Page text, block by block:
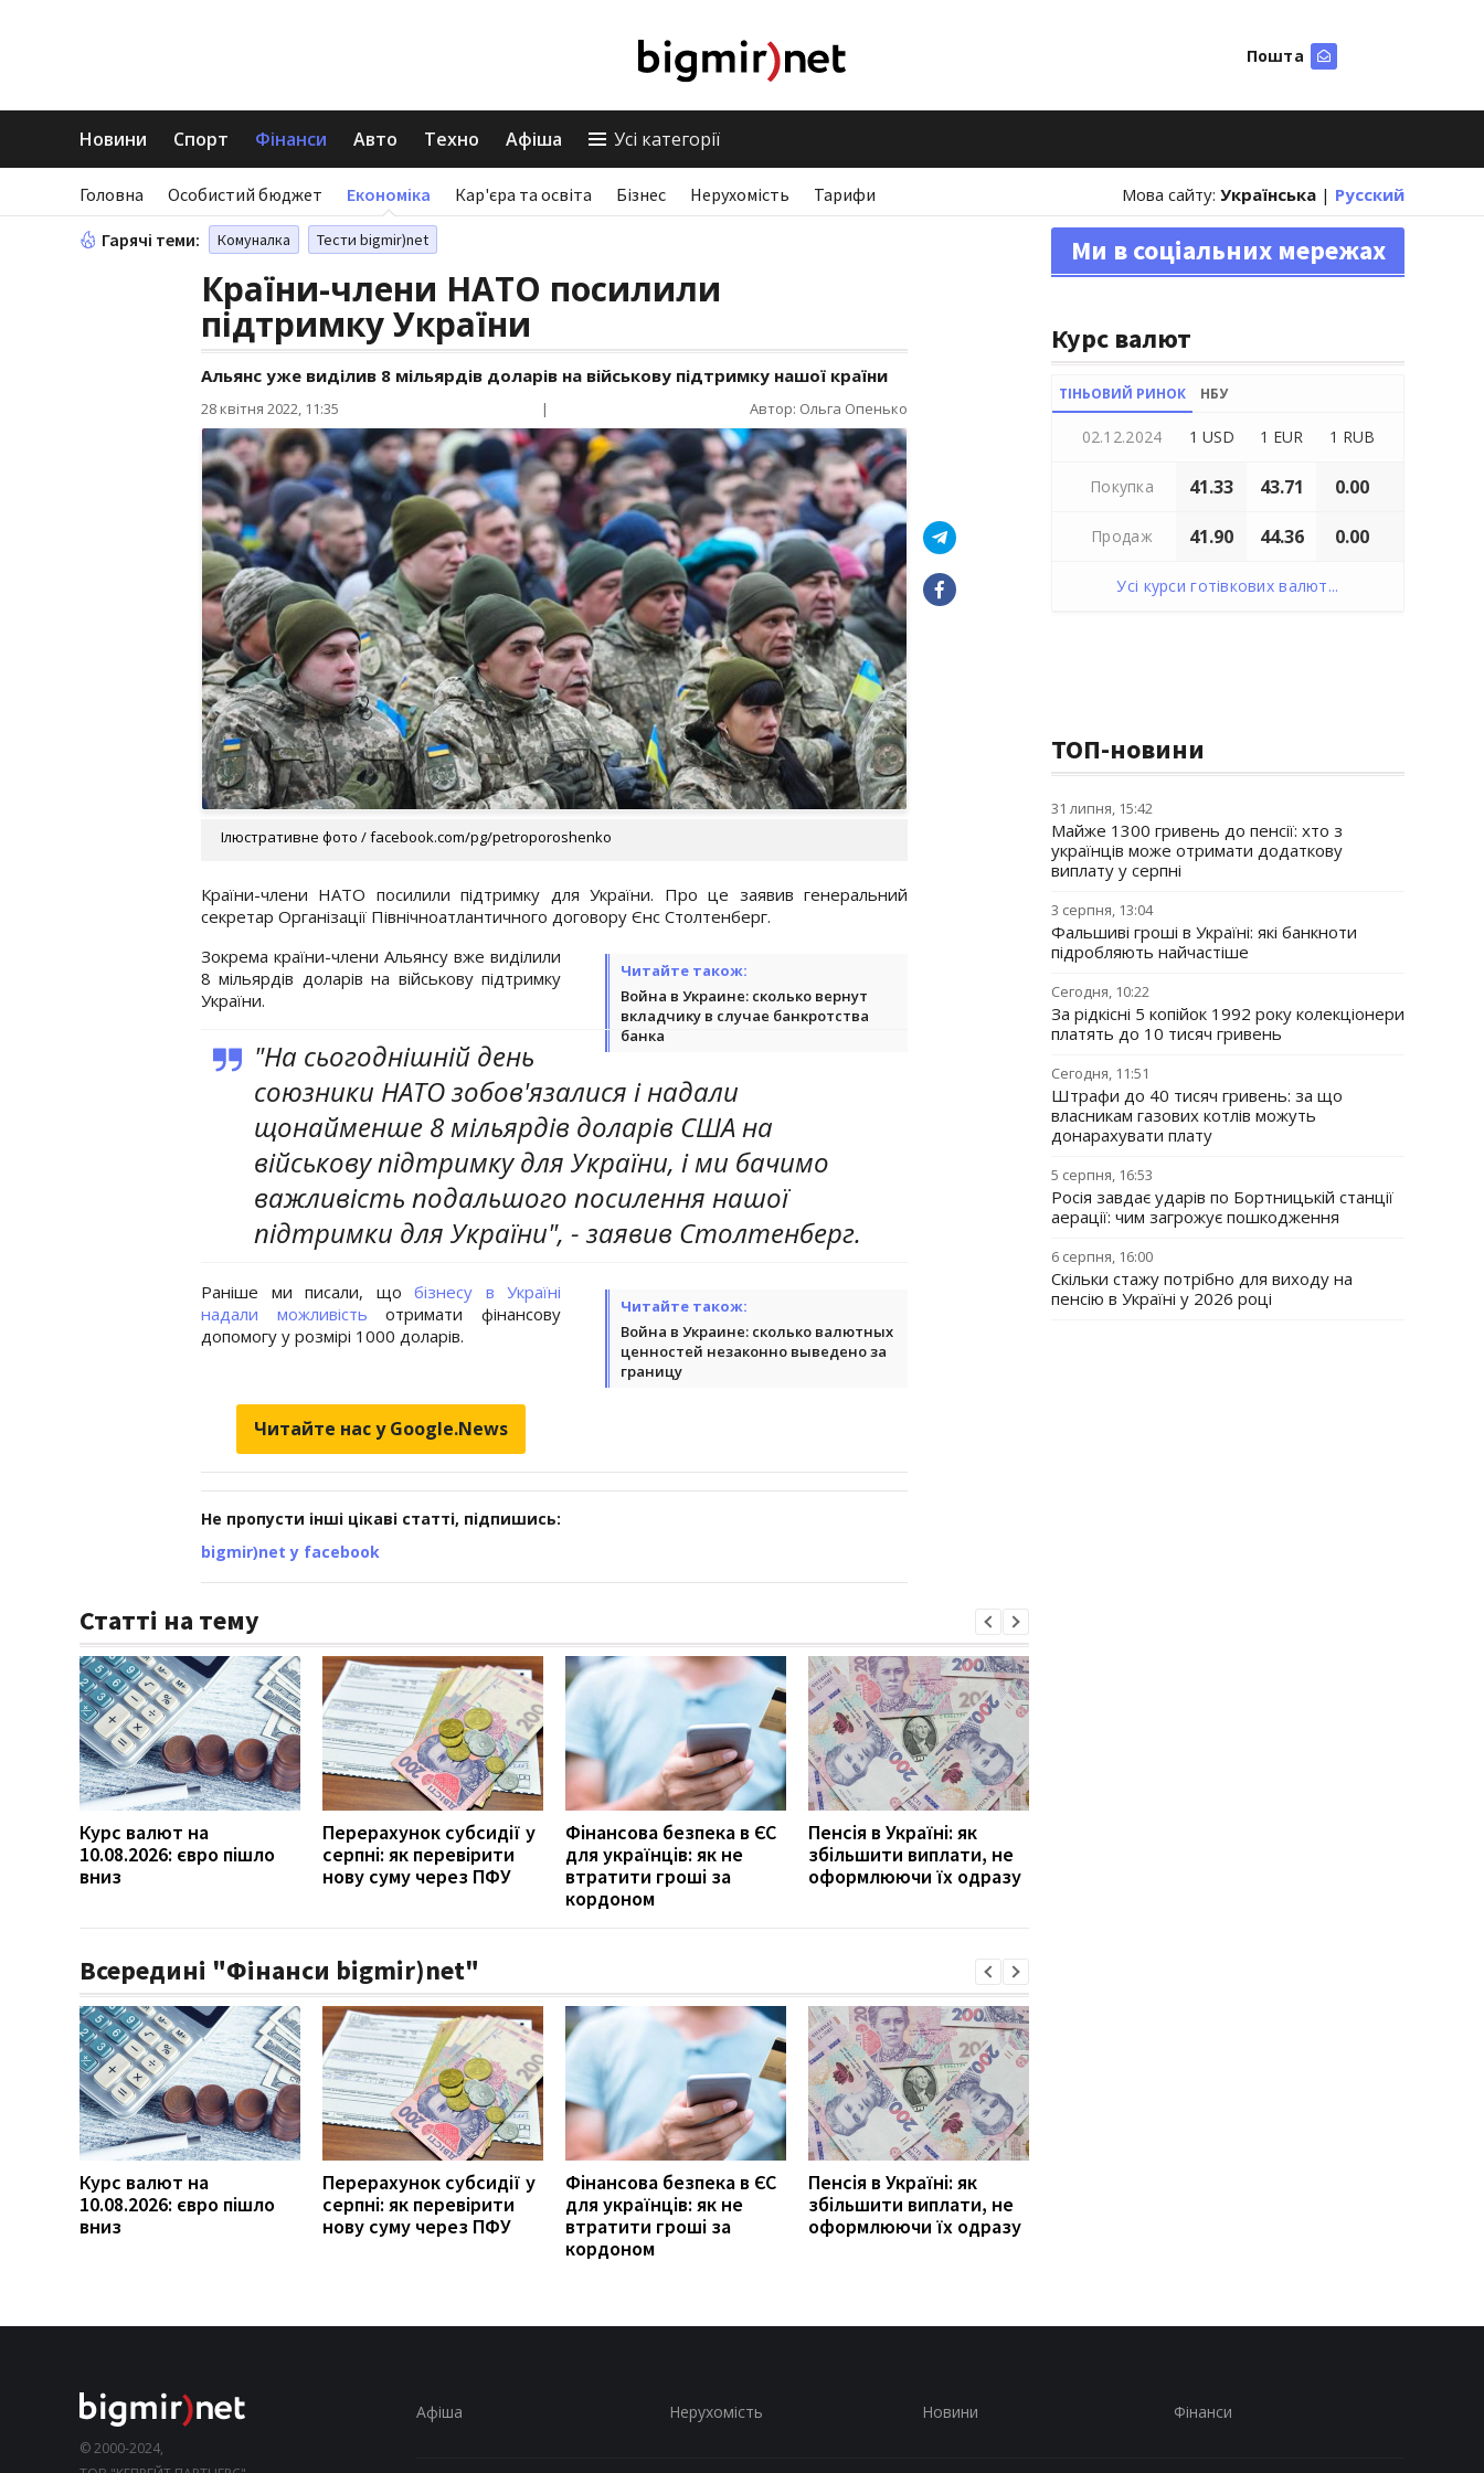
Пошта
Новини Спорт Фінанси Авто Техно Афіша Усі категорії
Головна Особистий бюджет Економіка Кар'єра та освіта Бізнес Нерухомість Тарифи Мова сайту: Українська | Русский
Гарячі теми: Комуналка Тести bigmir)net
Країни-члени НАТО посилили
підтримку України
Альянс уже виділив 8 мільярдів доларів на військову підтримку нашої країни
28 квітня 2022, 11:35 | Автор: Ольга Опенько
Ілюстративне фото / facebook.com/pg/petroporoshenko
Країни-члени НАТО посилили підтримку для України. Про це заявив генеральний
секретар Організації Північноатлантичного договору Єнс Столтенберг.
Читайте також:
Война в Украине: сколько вернут
вкладчику в случае банкротства
банка
Зокрема країни-члени Альянсу вже виділили
8 мільярдів доларів на військову підтримку
України.
"На сьогоднішній день
союзники НАТО зобов'язалися і надали
щонайменше 8 мільярдів доларів США на
військову підтримку для України, і ми бачимо
важливість подальшого посилення нашої
підтримки для України", - заявив Столтенберг.
Читайте також:
Война в Украине: сколько валютных
ценностей незаконно выведено за
границу
Раніше ми писали, що бізнесу в Україні
надали можливість отримати фінансову
допомогу у розмірі 1000 доларів.
Читайте нас у Google.News
Не пропусти інші цікаві статті, підпишись:
bigmir)net у facebook
Статті на тему
Курс валют на
10.08.2026: євро пішло
вниз
Перерахунок субсидії у
серпні: як перевірити
нову суму через ПФУ
Фінансова безпека в ЄС
для українців: як не
втратити гроші за
кордоном
Пенсія в Україні: як
збільшити виплати, не
оформлюючи їх одразу
Всередині "Фінанси bigmir)net"
Курс валют на
10.08.2026: євро пішло
вниз
Перерахунок субсидії у
серпні: як перевірити
нову суму через ПФУ
Фінансова безпека в ЄС
для українців: як не
втратити гроші за
кордоном
Пенсія в Україні: як
збільшити виплати, не
оформлюючи їх одразу
Ми в соціальних мережах
Курс валют
ТІНЬОВИЙ РИНОК НБУ
02.12.2024 1 USD 1 EUR 1 RUB
Покупка 41.33 43.71 0.00
Продаж 41.90 44.36 0.00
Усі курси готівкових валют...
ТОП-новини
31 липня, 15:42
Майже 1300 гривень до пенсії: хто з
українців може отримати додаткову
виплату у серпні
3 серпня, 13:04
Фальшиві гроші в Україні: які банкноти
підробляють найчастіше
Сегодня, 10:22
За рідкісні 5 копійок 1992 року колекціонери
платять до 10 тисяч гривень
Сегодня, 11:51
Штрафи до 40 тисяч гривень: за що
власникам газових котлів можуть
донарахувати плату
5 серпня, 16:53
Росія завдає ударів по Бортницькій станції
аерації: чим загрожує пошкодження
6 серпня, 16:00
Скільки стажу потрібно для виходу на
пенсію в Україні у 2026 році
© 2000-2024,
Афіша Нерухомість Новини Фінанси